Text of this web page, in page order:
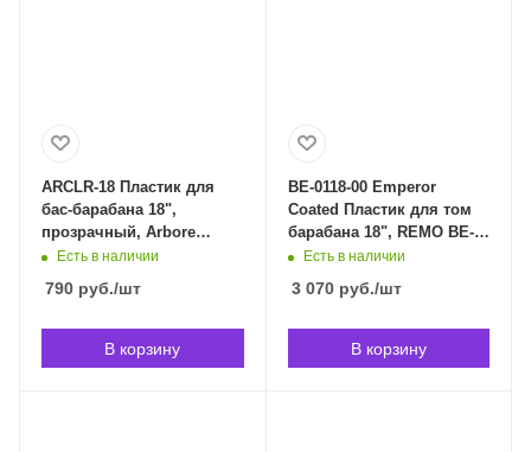
ARCLR-18 Пластик для
бас-барабана 18",
прозрачный, Arbore
ARCLR-18 в Владивостоке
Есть в наличии
790 руб./шт
В корзину
BE-0118-00 Emperor
Coated Пластик для том
барабана 18", REMO BE-
0118-00 в Владивостоке
Есть в наличии
3 070руб./шт
В корзину